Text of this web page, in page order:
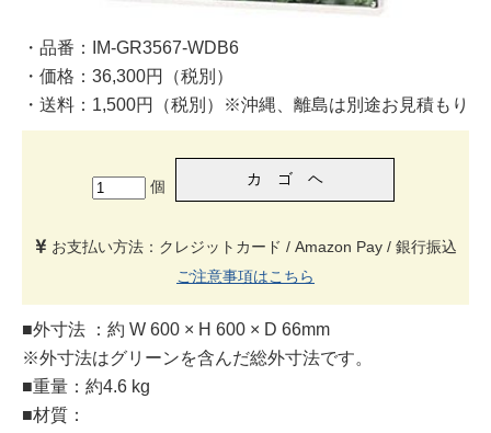
・品番：IM-GR3567-WDB6
・価格：36,300円（税別）
・送料：1,500円（税別）※沖縄、離島は別途お見積もり
個
お支払い方法：クレジットカード / Amazon Pay / 銀行振込
ご注意事項はこちら
■外寸法 ：約 W 600 × H 600 × D 66mm
※外寸法はグリーンを含んだ総外寸法です。
■重量：約4.6 kg
■材質：